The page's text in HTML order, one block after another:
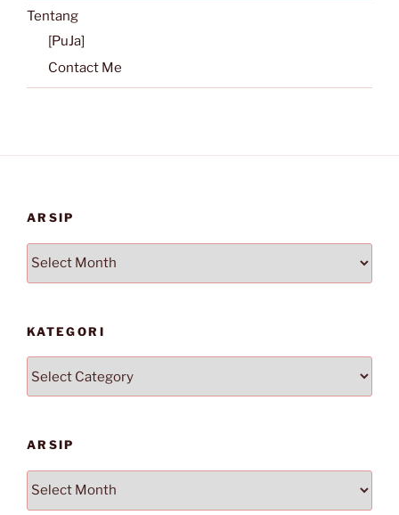
Tentang
[PuJa]
Contact Me
ARSIP
Arsip
KATEGORI
ARSIP
Arsip